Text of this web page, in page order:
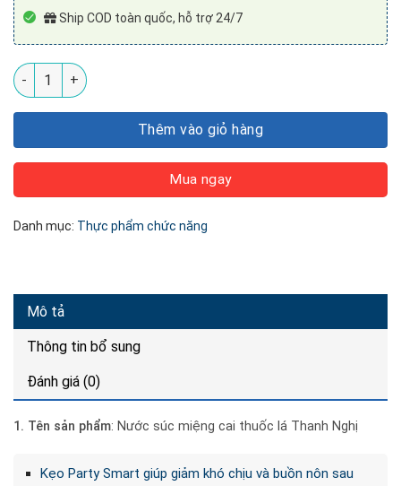
Ship COD toàn quốc, hỗ trợ 24/7
Nước súc miệng cai thuốc lá Thanh Nghị số lượng
Thêm vào giỏ hàng
Mua ngay
Danh mục: Thực phẩm chức năng
Mô tả
Thông tin bổ sung
Đánh giá (0)
1. Tên sản phẩm: Nước súc miệng cai thuốc lá Thanh Nghị
Kẹo Party Smart giúp giảm khó chịu và buồn nôn sau